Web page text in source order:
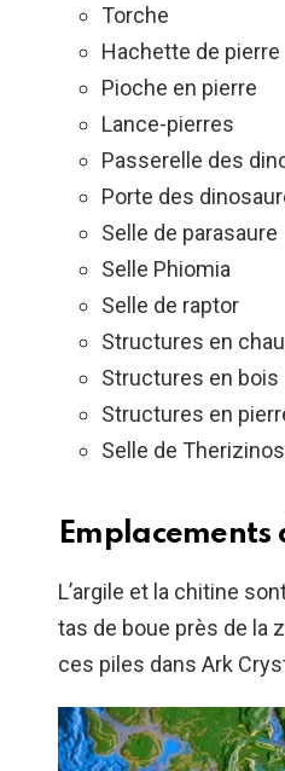
Torche
Hachette de pierre
Pioche en pierre
Lance-pierres
Passerelle des
Porte des
Selle de parasaure
Selle Phiomia
Selle de raptor
Structures en
Structures en bois
Structures en
Selle de
Emplacements
L’argile et la chitine
tas de boue près de la
ces piles dans Ark